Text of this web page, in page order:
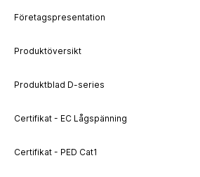
Företagspresentation
Produktöversikt
Produktblad D-series
Certifikat - EC Lågspänning
Certifikat - PED Cat1